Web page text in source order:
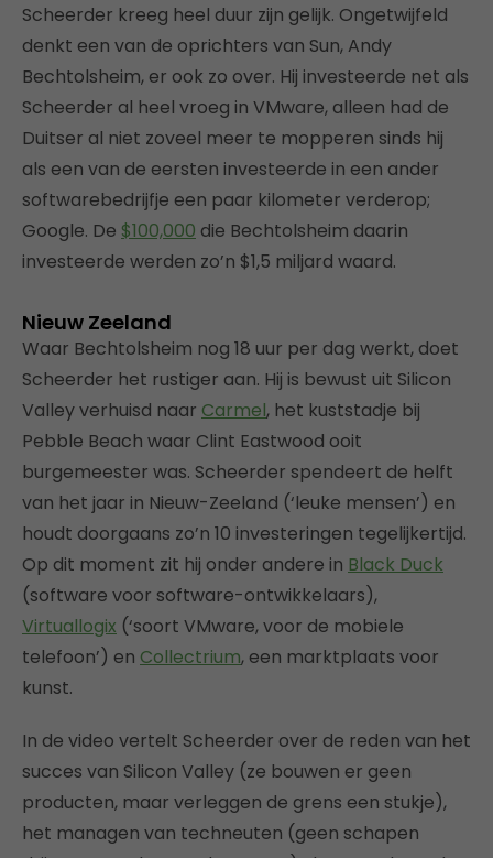
Scheerder kreeg heel duur zijn gelijk. Ongetwijfeld
denkt een van de oprichters van Sun, Andy
Bechtolsheim, er ook zo over. Hij investeerde net als
Scheerder al heel vroeg in VMware, alleen had de
Duitser al niet zoveel meer te mopperen sinds hij
als een van de eersten investeerde in een ander
softwarebedrijfje een paar kilometer verderop;
Google. De $100,000 die Bechtolsheim daarin
investeerde werden zo’n $1,5 miljard waard.
Nieuw Zeeland
Waar Bechtolsheim nog 18 uur per dag werkt, doet
Scheerder het rustiger aan. Hij is bewust uit Silicon
Valley verhuisd naar Carmel, het kuststadje bij
Pebble Beach waar Clint Eastwood ooit
burgemeester was. Scheerder spendeert de helft
van het jaar in Nieuw-Zeeland (‘leuke mensen’) en
houdt doorgaans zo’n 10 investeringen tegelijkertijd.
Op dit moment zit hij onder andere in Black Duck
(software voor software-ontwikkelaars),
Virtuallogix (‘soort VMware, voor de mobiele
telefoon’) en Collectrium, een marktplaats voor
kunst.
In de video vertelt Scheerder over de reden van het
succes van Silicon Valley (ze bouwen er geen
producten, maar verleggen de grens een stukje),
het managen van techneuten (geen schapen